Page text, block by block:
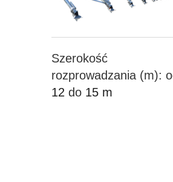
Szerokość
rozprowadzania (m):
12 do 15 m